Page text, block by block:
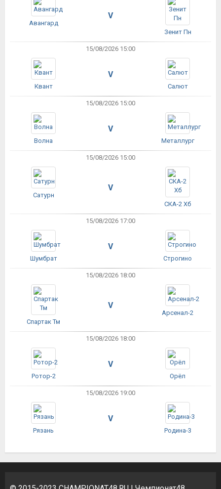
Авангард
V
Зенит Пн
15/08/2026 15:00
Квант
V
Салют
15/08/2026 15:00
Волна
V
Металлург
15/08/2026 15:00
Сатурн
V
СКА-2 Хб
15/08/2026 17:00
Шумбрат
V
Строгино
15/08/2026 18:00
Спартак Тм
V
Арсенал-2
15/08/2026 18:00
Ротор-2
V
Орёл
15/08/2026 19:00
Рязань
V
Родина-3